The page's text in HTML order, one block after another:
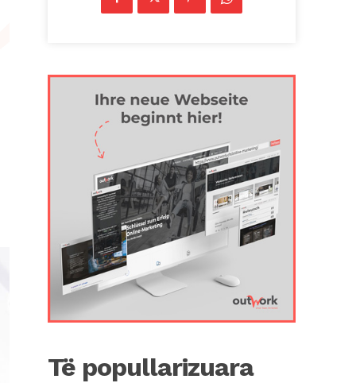
Të popullarizuara